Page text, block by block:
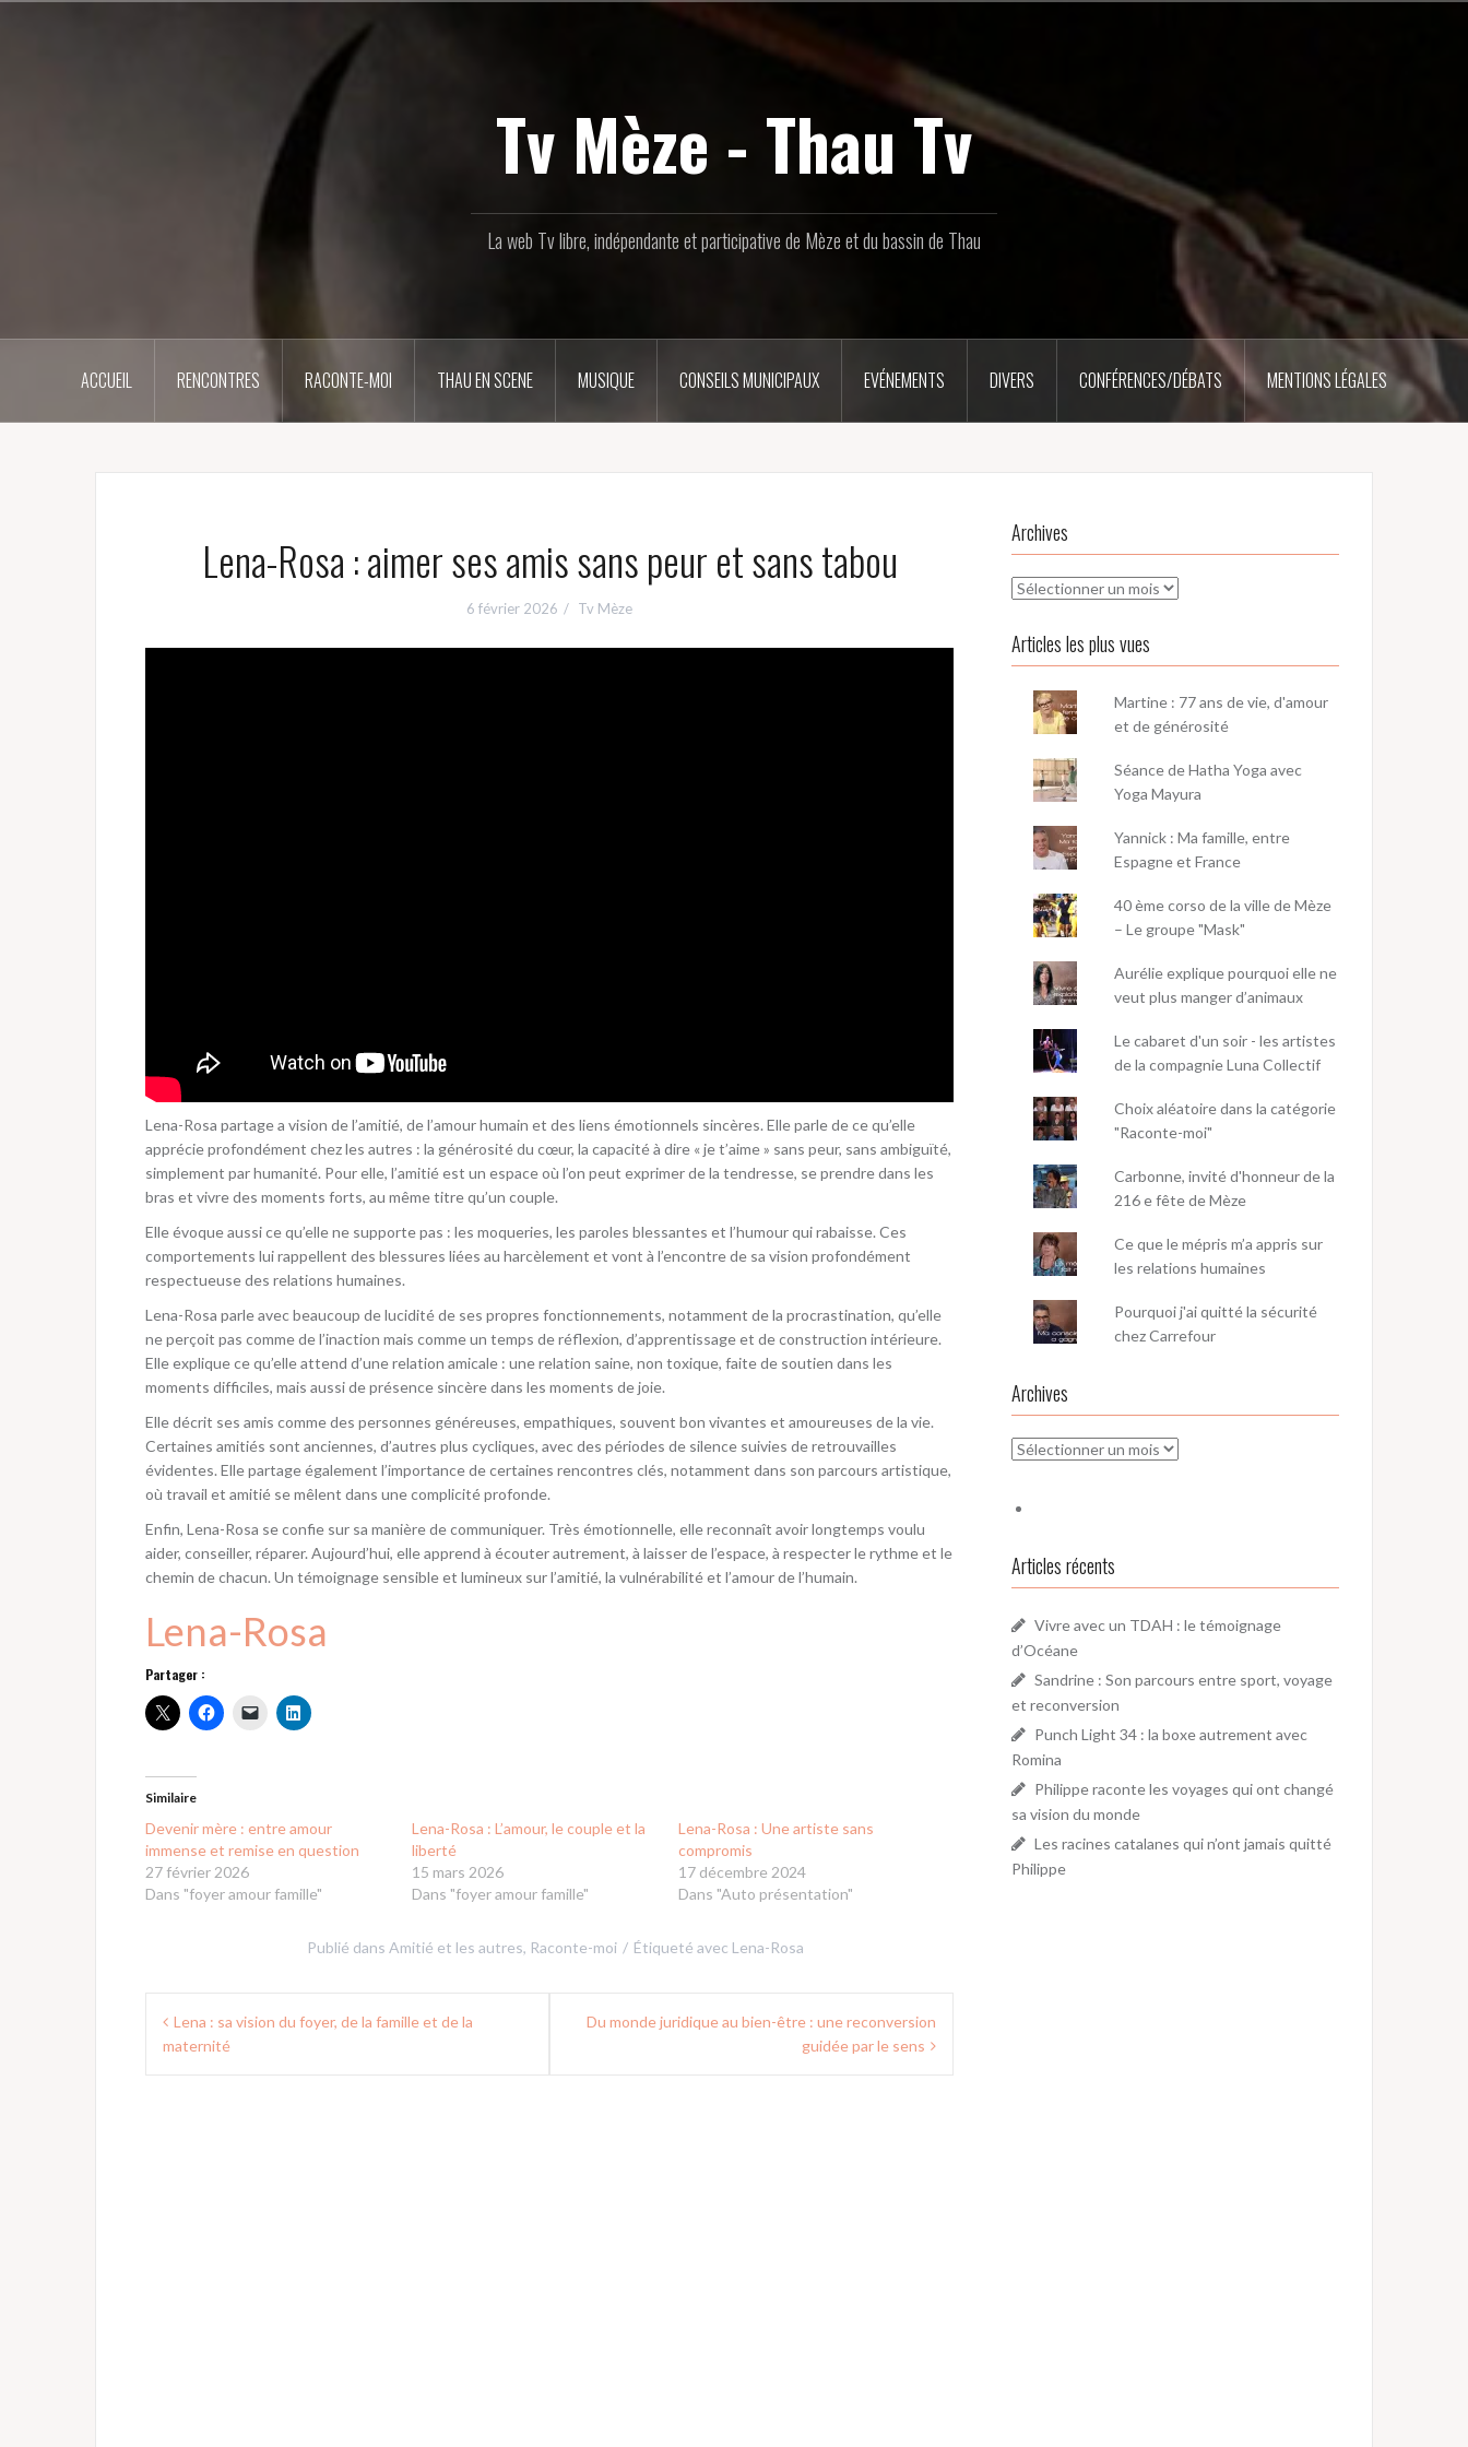
Tv Mèze - Thau Tv
La web Tv libre, indépendante et participative de Mèze et du bassin de Thau
ACCUEIL RENCONTRES RACONTE-MOI THAU EN SCENE MUSIQUE CONSEILS MUNICIPAUX EVÉNEMENTS DIVERS CONFÉRENCES/DÉBATS MENTIONS LÉGALES
Lena-Rosa : aimer ses amis sans peur et sans tabou
6 février 2026 Tv Mèze
Lena-Rosa partage a vision de l’amitié, de l’amour humain et des liens émotionnels sincères. Elle parle de ce qu’elle
apprécie profondément chez les autres : la générosité du cœur, la capacité à dire « je t’aime » sans peur, sans ambiguïté,
simplement par humanité. Pour elle, l’amitié est un espace où l’on peut exprimer de la tendresse, se prendre dans les
bras et vivre des moments forts, au même titre qu’un couple.
Elle évoque aussi ce qu’elle ne supporte pas : les moqueries, les paroles blessantes et l’humour qui rabaisse. Ces
comportements lui rappellent des blessures liées au harcèlement et vont à l’encontre de sa vision profondément
respectueuse des relations humaines.
Lena-Rosa parle avec beaucoup de lucidité de ses propres fonctionnements, notamment de la procrastination, qu’elle
ne perçoit pas comme de l’inaction mais comme un temps de réflexion, d’apprentissage et de construction intérieure.
Elle explique ce qu’elle attend d’une relation amicale : une relation saine, non toxique, faite de soutien dans les
moments difficiles, mais aussi de présence sincère dans les moments de joie.
Elle décrit ses amis comme des personnes généreuses, empathiques, souvent bon vivantes et amoureuses de la vie.
Certaines amitiés sont anciennes, d’autres plus cycliques, avec des périodes de silence suivies de retrouvailles
évidentes. Elle partage également l’importance de certaines rencontres clés, notamment dans son parcours artistique,
où travail et amitié se mêlent dans une complicité profonde.
Enfin, Lena-Rosa se confie sur sa manière de communiquer. Très émotionnelle, elle reconnaît avoir longtemps voulu
aider, conseiller, réparer. Aujourd’hui, elle apprend à écouter autrement, à laisser de l’espace, à respecter le rythme et le
chemin de chacun. Un témoignage sensible et lumineux sur l’amitié, la vulnérabilité et l’amour de l’humain.
Lena-Rosa
Partager :
Similaire
Devenir mère : entre amour
immense et remise en question
27 février 2026
Dans "foyer amour famille"
Lena-Rosa : L’amour, le couple et la
liberté
15 mars 2026
Dans "foyer amour famille"
Lena-Rosa : Une artiste sans
compromis
17 décembre 2024
Dans "Auto présentation"
Publié dans Amitié et les autres, Raconte-moi Étiqueté avec Lena-Rosa
Navigation
deLena : sa vision du foyer, de la famille et de la
maternité
Du monde juridique au bien-être : une reconversion
guidée par le sens
Archives
Archives
Articles les plus vues
Martine : 77 ans de vie, d'amour
et de générosité
Séance de Hatha Yoga avec
Yoga Mayura
Yannick : Ma famille, entre
Espagne et France
40 ème corso de la ville de Mèze
– Le groupe "Mask"
Aurélie explique pourquoi elle ne
veut plus manger d’animaux
Le cabaret d'un soir - les artistes
de la compagnie Luna Collectif
Choix aléatoire dans la catégorie
"Raconte-moi"
Carbonne, invité d'honneur de la
216 e fête de Mèze
Ce que le mépris m’a appris sur
les relations humaines
Pourquoi j'ai quitté la sécurité
chez Carrefour
Archives
Archives
Articles récents
Vivre avec un TDAH : le témoignage
d’Océane
Sandrine : Son parcours entre sport, voyage
et reconversion
Punch Light 34 : la boxe autrement avec
Romina
Philippe raconte les voyages qui ont changé
sa vision du monde
Les racines catalanes qui n’ont jamais quitté
Philippe